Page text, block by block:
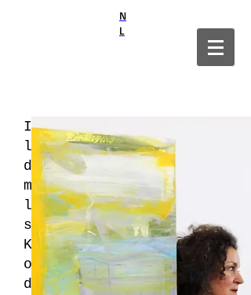
N
L
Ik werk heel
lichamelijk en geef
daarbij alles wat in
me zit en
laat me hierbij
steeds meer zien.
Kleur is hierbij zo
onmisbaar,
dat woorden